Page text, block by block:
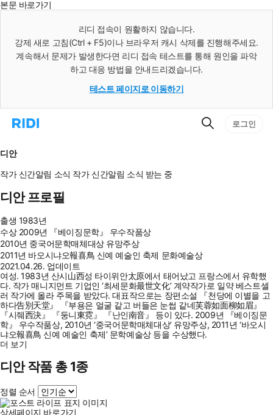
본문 바로가기
리디 접속이 원활하지 않습니다.
강제 새로 고침(Ctrl + F5)이나 브라우저 캐시 삭제를 진행해주세요.
계속해서 문제가 발생한다면 리디 접속 테스트를 통해 원인을 파악
하고 대응 방법을 안내드리겠습니다.
테스트 페이지로 이동하기
리
으
로
이
동
검
로그인
디안
작가 신간알림 소식 작가 신간알림 소식 받는 중
디안 프로필
출생 1983년
수상 2009년 『베이징문학』 우수작품상
2010년 중국어문학매체대상 유망주상
2011년 바오시냐오報喜鳥 신예 예술인 축제 문화예술상
2021.04.26. 업데이트
여성. 1983년 산시山西성 타이위안太原에서 태어났고 프랑스에서 유학했
다. 작가 매니지먼트 기업인 ‘최세문화最世文化’ 계약작가로 일약 베스트셀
러 작가에 올라 주목을 받았다. 대표작으로는 장편소설 『천당에 이별을 고
하다告別天堂』 『부용은 얼굴 같고 버들은 눈썹 같네芙蓉如面柳如眉』
『시줴西決』 『둥니東霓』 『난인南音』 등이 있다. 2009년 『베이징문
학』 우수작품상, 2010년 ‘중국어문학매체대상’ 유망주상, 2011년 ‘바오시
냐오報喜鳥 신예 예술인 축제’ 문학예술상 등을 수상했다.
더 보기
디안 작품 총 1종
정렬 순서
상세페이지 바로가기